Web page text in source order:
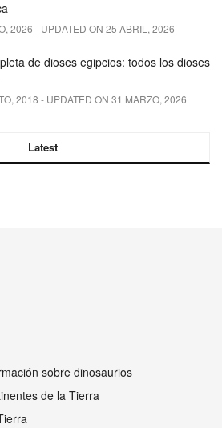
2026 - UPDATED ON 25 ABRIL, 2026
de dioses egipcios: todos los dioses
2018 - UPDATED ON 31 MARZO, 2026
Latest
sobre dinosaurios
de la Tierra